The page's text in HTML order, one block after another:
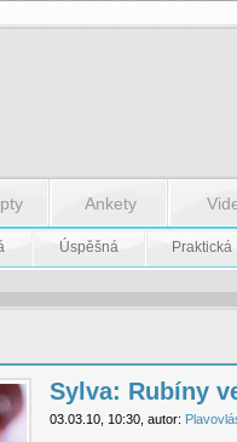
Ankety
Úspěšná Praktická
Sylva: Rubíny
03.03.10, 10:30, autor: